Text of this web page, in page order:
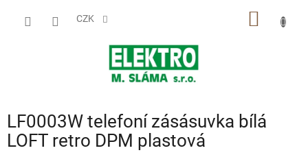
CZK
LF0003W telefoní zásásuvka bílá
LOFT retro DPM plastová